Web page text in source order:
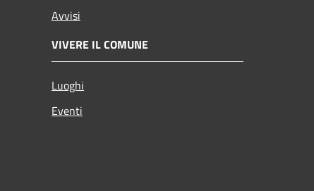
Avvisi
VIVERE IL COMUNE
Luoghi
Eventi